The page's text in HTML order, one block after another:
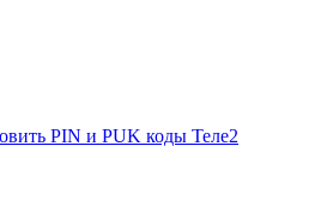
PIN и PUK коды Теле2